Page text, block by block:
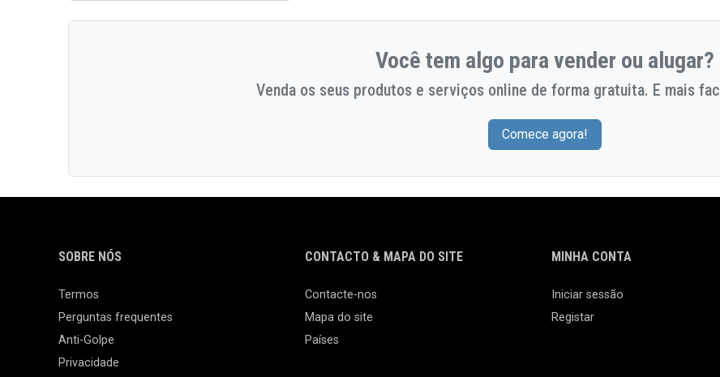
Você tem algo para vender ou alugar?
Venda os seus produtos e serviços online de forma gratuita. E mais
Comece agora!
SOBRE NÓS
Termos
Perguntas frequentes
Anti-Golpe
Privacidade
CONTACTO & MAPA DO SITE
Contacte-nos
Mapa do site
Países
MINHA CONTA
Iniciar sessão
Registar